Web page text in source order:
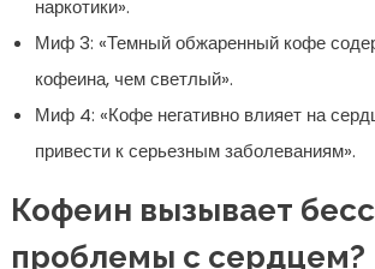
наркотики».
Миф 3: «Темный обжаренный кофе
кофеина, чем светлый».
Миф 4: «Кофе негативно влияет на
привести к серьезным заболеваниям».
Кофеин вызывает
проблемы с сердцем?